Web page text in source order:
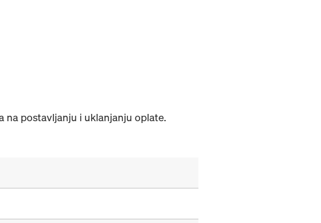
na postavljanju i uklanjanju oplate.